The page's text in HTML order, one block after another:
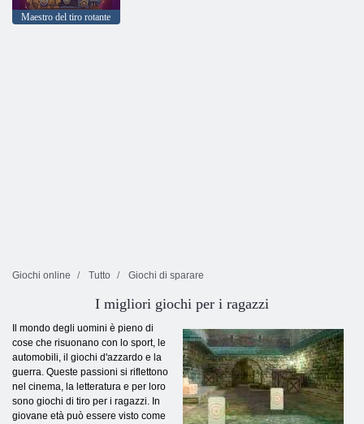
Maestro del tiro rotante
Giochi online Tutto Giochi di sparare
I migliori giochi per i ragazzi
Il mondo degli uomini è pieno di
cose che risuonano con lo sport, le
automobili, il giochi d'azzardo e la
guerra. Queste passioni si riflettono
nel cinema, la letteratura e per loro
sono giochi di tiro per i ragazzi. In
giovane età può essere visto come